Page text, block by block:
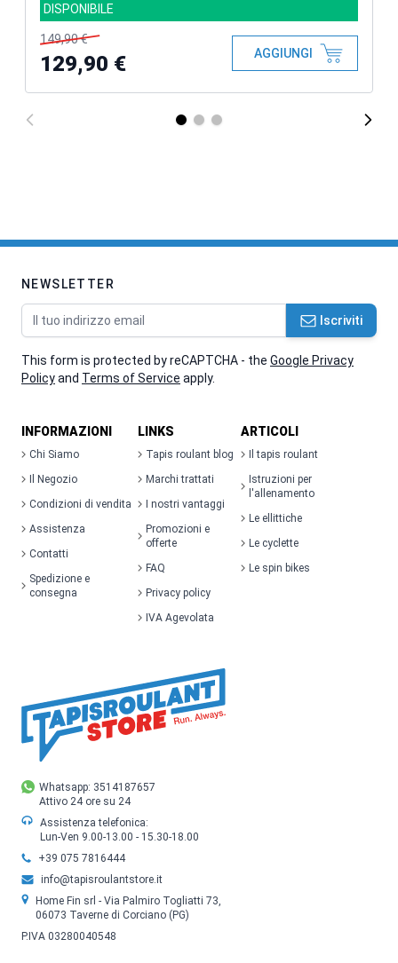
DISPONIBILE
149,90 €
129,90 € AGGIUNGI
Whatsapp: 3514187657
Attivo 24 ore su 24
Assistenza telefonica:
Lun-Ven 9.00-13.00 - 15.30-18.00
+39 075 7816444
info@tapisroulantstore.it
Home Fin srl - Via Palmiro Togliatti 73,
06073 Taverne di Corciano (PG)
P.IVA 03280040548
NEWSLETTER
Indirizzo email Iscriviti
This form is protected by reCAPTCHA - the Google Privacy
Policyand Terms of Service apply.
INFORMAZIONI
Chi Siamo
Il Negozio
Condizioni di vendita
Assistenza
Contatti
Spedizione e
consegna
LINKS
Tapis roulant blog
Marchi trattati
I nostri vantaggi
Promozioni e
offerte
FAQ
Privacy policy
IVA Agevolata
ARTICOLI
Il tapis roulant
Istruzioni per
l'allenamento
Le ellittiche
Le cyclette
Le spin bikes